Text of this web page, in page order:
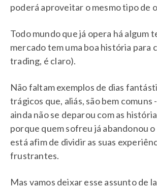
poderá aproveitar o mesmo tipo de
Todo mundo que já opera há algum
mercado tem uma boa história para
trading, é claro).
Não faltam exemplos de dias
trágicos que, aliás, são bem comuns
ainda não se deparou com as
porque quem sofreu já abandonou
está afim de dividir as suas
frustrantes.
Mas vamos deixar esse assunto de